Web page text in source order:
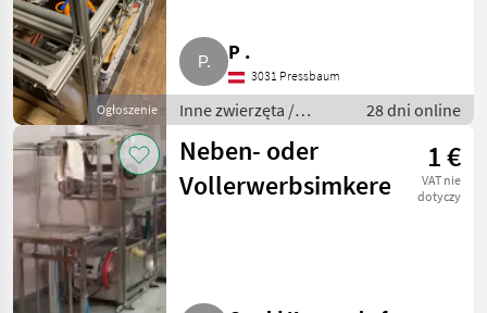
Ogłoszenie
P .
3031 Pressbaum
Inne zwierzęta /
Pszczoły i
pszczelarstwo
28 dni online
Neben- oder
Vollerwerbsimkerei
1 €
VAT nie
dotyczy